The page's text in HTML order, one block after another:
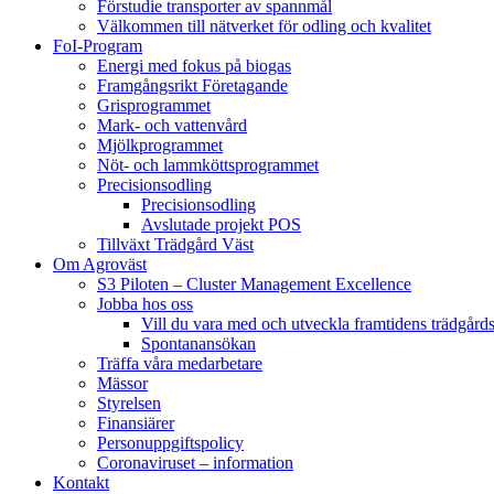
Förstudie transporter av spannmål
Välkommen till nätverket för odling och kvalitet
FoI-Program
Energi med fokus på biogas
Framgångsrikt Företagande
Grisprogrammet
Mark- och vattenvård
Mjölkprogrammet
Nöt- och lammköttsprogrammet
Precisionsodling
Precisionsodling
Avslutade projekt POS
Tillväxt Trädgård Väst
Om Agroväst
S3 Piloten – Cluster Management Excellence
Jobba hos oss
Vill du vara med och utveckla framtidens
Spontanansökan
Träffa våra medarbetare
Mässor
Styrelsen
Finansiärer
Personuppgiftspolicy
Coronaviruset – information
Kontakt